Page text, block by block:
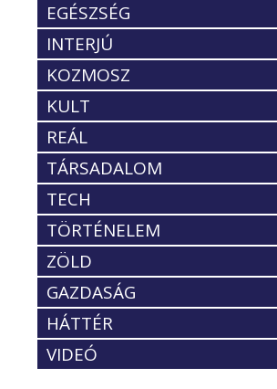
EGÉSZSÉG
INTERJÚ
KOZMOSZ
KULT
REÁL
TÁRSADALOM
TECH
TÖRTÉNELEM
ZÖLD
GAZDASÁG
HÁTTÉR
VIDEÓ